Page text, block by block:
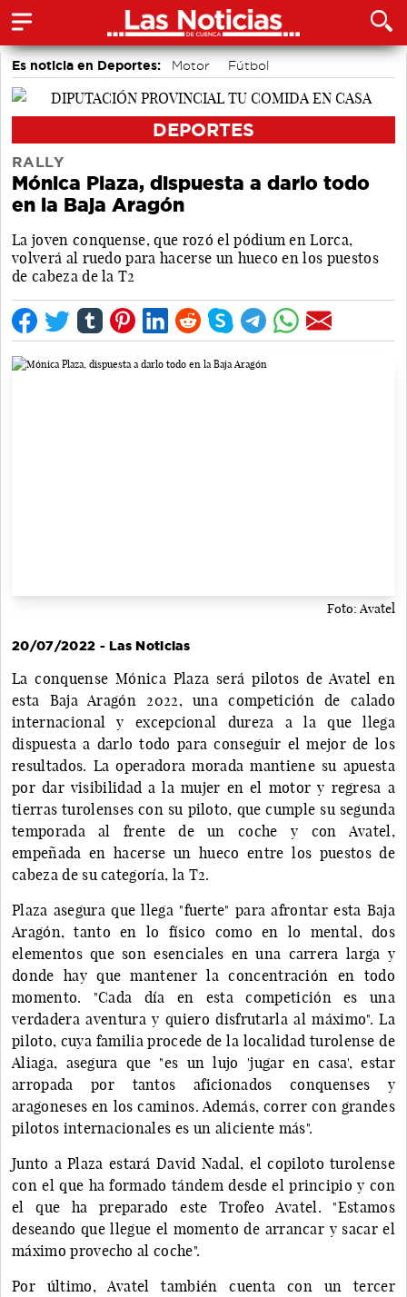
Es noticia en Deportes: Motor
Fútbol
Bolos conquenses
DEPORTES
RALLY
Mónica Plaza, dispuesta a darlo todo
en la Baja Aragón
La joven conquense, que rozó el pódium en Lorca,
volverá al ruedo para hacerse un hueco en los puestos
de cabeza de la T2
Foto: Avatel
20/07/2022 - Las Noticias
La conquense Mónica Plaza será pilotos de Avatel en
esta Baja Aragón 2022, una competición de calado
internacional y excepcional dureza a la que llega
dispuesta a darlo todo para conseguir el mejor de los
resultados. La operadora morada mantiene su apuesta
por dar visibilidad a la mujer en el motor y regresa a
tierras turolenses con su piloto, que cumple su segunda
temporada al frente de un coche y con Avatel,
empeñada en hacerse un hueco entre los puestos de
cabeza de su categoría, la T2.
Plaza asegura que llega "fuerte" para afrontar esta Baja
Aragón, tanto en lo físico como en lo mental, dos
elementos que son esenciales en una carrera larga y
donde hay que mantener la concentración en todo
momento. "Cada día en esta competición es una
verdadera aventura y quiero disfrutarla al máximo". La
piloto, cuya familia procede de la localidad turolense de
Aliaga, asegura que "es un lujo 'jugar en casa', estar
arropada por tantos aficionados conquenses y
aragoneses en los caminos. Además, correr con grandes
pilotos internacionales es un aliciente más".
Junto a Plaza estará David Nadal, el copiloto turolense
con el que ha formado tándem desde el principio y con
el que ha preparado este Trofeo Avatel. "Estamos
deseando que llegue el momento de arrancar y sacar el
máximo provecho al coche".
Por último, Avatel también cuenta con un tercer